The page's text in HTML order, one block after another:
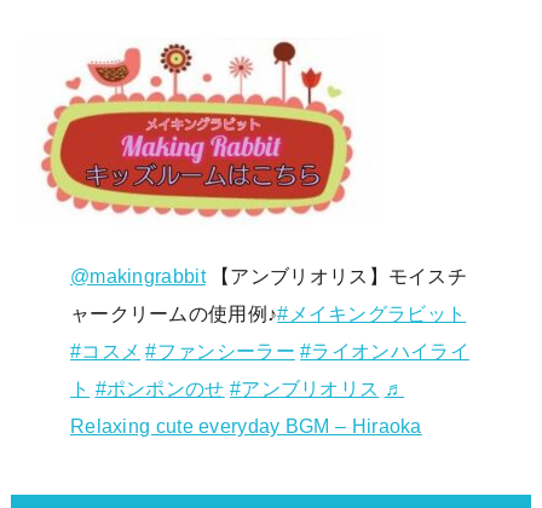
@makingrabbit【アンブリオリス】モイスチ
ャークリームの使用例♪#メイキングラビット
#コスメ #ファンシーラー #ライオンハイライ
ト #ポンポンのせ #アンブリオリス ♬
Relaxing cute everyday BGM – Hiraoka